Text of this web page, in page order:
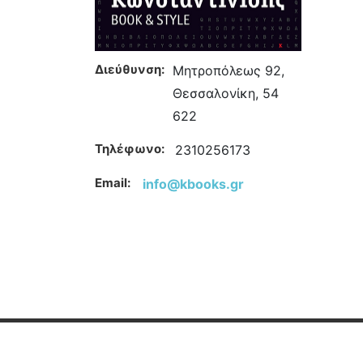
Διεύθυνση: Μητροπόλεως 92,
Θεσσαλονίκη, 54
622
Τηλέφωνο: 2310256173
Email: info@kbooks.gr